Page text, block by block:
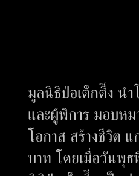
มูลนิธิป่อเต็กตึ๊ง นำ
และผู้พิการ มอบห
โอกาส สร้างชีวิต
บาท โดยเมื่อวันพุ